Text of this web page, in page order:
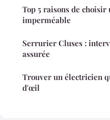
Top 5 raisons de
imperméable
Serrurier Cluses :
assurée
Trouver un électricien
d'œil